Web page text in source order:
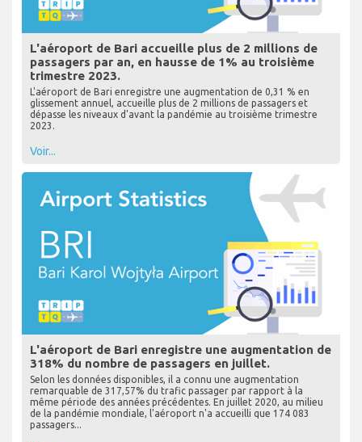
L'aéroport de Bari accueille plus de 2 millions de
passagers par an, en hausse de 1% au troisième
trimestre 2023.
L'aéroport de Bari enregistre une augmentation de 0,31 % en
glissement annuel, accueille plus de 2 millions de passagers et
dépasse les niveaux d'avant la pandémie au troisième trimestre
2023.
Voir...
L'aéroport de Bari enregistre une augmentation de
318% du nombre de passagers en juillet.
Selon les données disponibles, il a connu une augmentation
remarquable de 317,57% du trafic passager par rapport à la
même période des années précédentes. En juillet 2020, au milieu
de la pandémie mondiale, l'aéroport n'a accueilli que 174 083
passagers...